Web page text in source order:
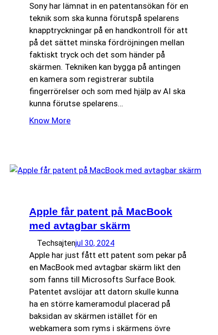
Sony har lämnat in en patentansökan för en
teknik som ska kunna förutspå spelarens
knapptryckningar på en handkontroll för att
på det sättet minska fördröjningen mellan
faktiskt tryck och det som händer på
skärmen. Tekniken kan bygga på antingen
en kamera som registrerar subtila
fingerrörelser och som med hjälp av AI ska
kunna förutse spelarens…
Know More
Apple får patent på MacBook
med avtagbar skärm
Techsajtenjul 30, 2024
Apple har just fått ett patent som pekar på
en MacBook med avtagbar skärm likt den
som fanns till Microsofts Surface Book.
Patentet avslöjar att datorn skulle kunna
ha en större kameramodul placerad på
baksidan av skärmen istället för en
webkamera som ryms i skärmens övre